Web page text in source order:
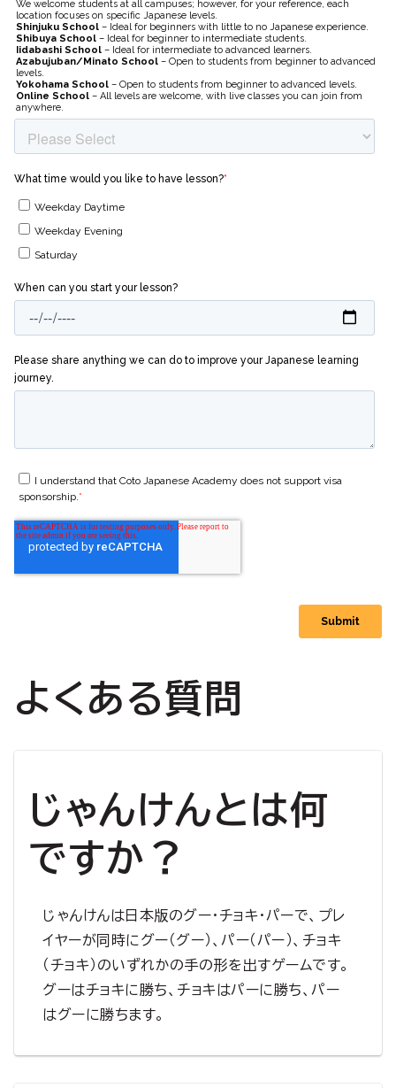
よくある質問
じゃんけんとは何
ですか？
じゃんけんは日本版のグー・チョキ・パーで、プレ
イヤーが同時にグー（グー）、パー（パー）、チョキ
（チョキ）のいずれかの手の形を出すゲームです。
グーはチョキに勝ち、チョキはパーに勝ち、パー
はグーに勝ちます。